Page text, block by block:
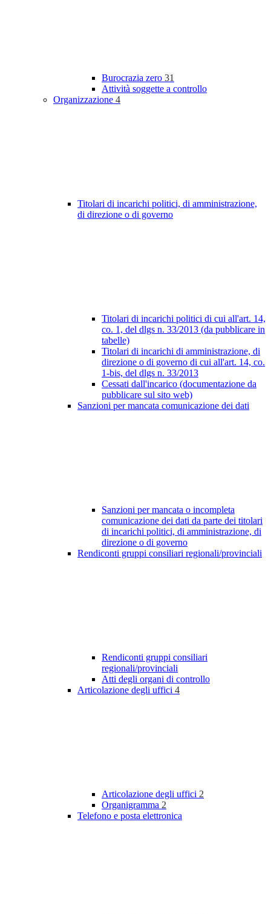
Burocrazia zero 31
Attività soggette a controllo
Organizzazione 4
Titolari di incarichi politici, di amministrazione,
di direzione o di governo
Titolari di incarichi politici di cui all'art. 14,
co. 1, del dlgs n. 33/2013 (da pubblicare in
tabelle)
Titolari di incarichi di amministrazione, di
direzione o di governo di cui all'art. 14, co.
1-bis, del dlgs n. 33/2013
Cessati dall'incarico (documentazione da
pubblicare sul sito web)
Sanzioni per mancata comunicazione dei dati
Sanzioni per mancata o incompleta
comunicazione dei dati da parte dei titolari
di incarichi politici, di amministrazione, di
direzione o di governo
Rendiconti gruppi consiliari regionali/provinciali
Rendiconti gruppi consiliari
regionali/provinciali
Atti degli organi di controllo
Articolazione degli uffici 4
Articolazione degli uffici 2
Organigramma 2
Telefono e posta elettronica